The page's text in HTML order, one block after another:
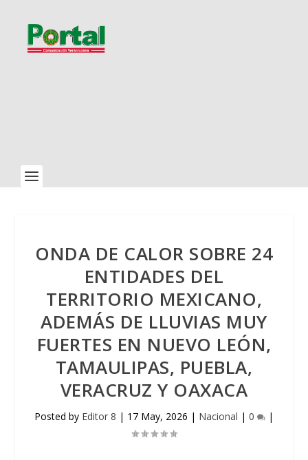
ONDA DE CALOR SOBRE 24
ENTIDADES DEL
TERRITORIO MEXICANO,
ADEMÁS DE LLUVIAS MUY
FUERTES EN NUEVO LEÓN,
TAMAULIPAS, PUEBLA,
VERACRUZ Y OAXACA
Posted by Editor 8 | 17 May, 2026 | Nacional | 0 |